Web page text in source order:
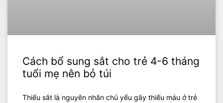
Cách bổ sung sắt cho trẻ 4-6 tháng
tuổi mẹ nên bỏ túi
Thiếu sắt là nguyên nhân chủ yếu gây thiếu máu ở trẻ